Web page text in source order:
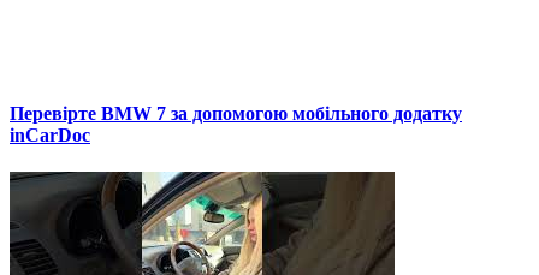
Перевірте BMW 7 за допомогою мобільного додатку
inCarDoc